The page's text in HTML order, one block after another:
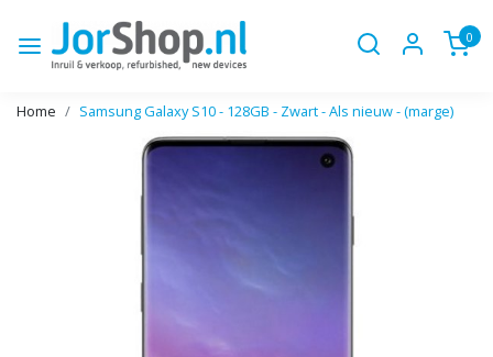
0
Home Samsung Galaxy S10 - 128GB - Zwart - Als nieuw - (marge)